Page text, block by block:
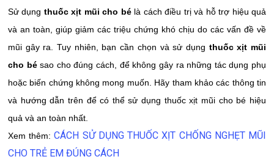
Sử dụng thuốc xịt mũi cho bélà cách điều trị và hỗ trợ hiệu quả
và an toàn, giúp giảm các triệu chứng khó chịu do các vấn đề về
mũi gây ra. Tuy nhiên, bạn cần chọn và sử dụng thuốc xịt mũi
cho bésao cho đúng cách, để không gây ra những tác dụng phụ
hoặc biến chứng không mong muốn. Hãy tham khảo các thông tin
và hướng dẫn trên để có thể sử dụng thuốc xịt mũi cho bé hiệu
quả và an toàn nhất.
Xem thêm:CÁCH SỬ DỤNG THUỐC XỊT CHỐNG NGHẸT MŨI
CHO TRẺ EM ĐÚNG CÁCH